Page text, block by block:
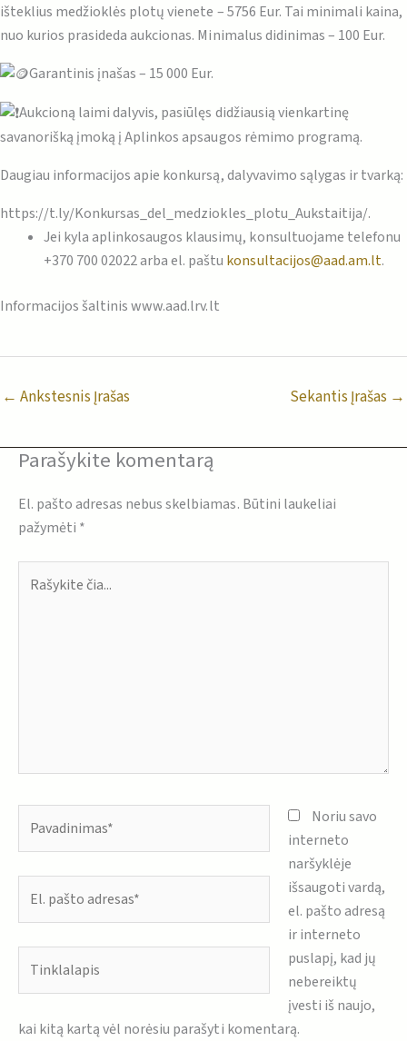
išteklius medžioklės plotų vienete – 5756 Eur. Tai minimali kaina,
nuo kurios prasideda aukcionas. Minimalus didinimas – 100 Eur.
Garantinis įnašas – 15 000 Eur.
Aukcioną laimi dalyvis, pasiūlęs didžiausią vienkartinę
savanorišką įmoką į Aplinkos apsaugos rėmimo programą.
Daugiau informacijos apie konkursą, dalyvavimo sąlygas ir tvarką:
https://t.ly/Konkursas_del_medziokles_plotu_Aukstaitija/.
Jei kyla aplinkosaugos klausimų, konsultuojame telefonu
+370 700 02022 arba el. paštu konsultacijos@aad.am.lt.
Informacijos šaltinis www.aad.lrv.lt
← Ankstesnis Įrašas Sekantis Įrašas →
Parašykite komentarą
El. pašto adresas nebus skelbiamas. Būtini laukeliai
pažymėti *
čia...
pašto
Noriu savo
interneto
naršyklėje
išsaugoti vardą,
el. pašto adresą
ir interneto
puslapį, kad jų
nebereiktų
įvesti iš naujo,
kai kitą kartą vėl norėsiu parašyti komentarą.